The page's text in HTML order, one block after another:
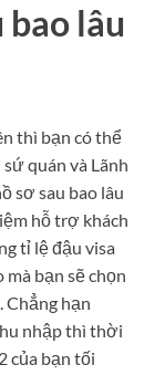
bao lâu
thì bạn có thể
quán và Lãnh
sơ sau bao lâu
hỗ trợ khách
tỉ lệ đậu visa
bạn sẽ chọn
hạn
nhập thì thời
của bạn tối